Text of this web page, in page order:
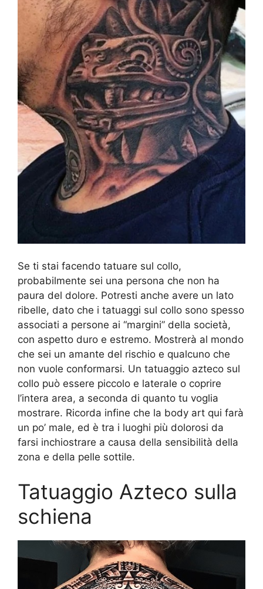
Se ti stai facendo tatuare sul collo,
probabilmente sei una persona che non ha
paura del dolore. Potresti anche avere un lato
ribelle, dato che i tatuaggi sul collo sono spesso
associati a persone ai “margini” della società,
con aspetto duro e estremo. Mostrerà al mondo
che sei un amante del rischio e qualcuno che
non vuole conformarsi. Un tatuaggio azteco sul
collo può essere piccolo e laterale o coprire
l’intera area, a seconda di quanto tu voglia
mostrare. Ricorda infine che la body art qui farà
un po’ male, ed è tra i luoghi più dolorosi da
farsi inchiostrare a causa della sensibilità della
zona e della pelle sottile.
Tatuaggio Azteco sulla
schiena